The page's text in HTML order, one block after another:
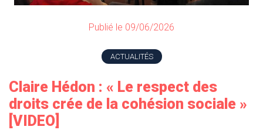
Publié le 09/06/2026
ACTUALITÉS
Claire Hédon : « Le respect des
droits crée de la cohésion sociale »
[VIDEO]